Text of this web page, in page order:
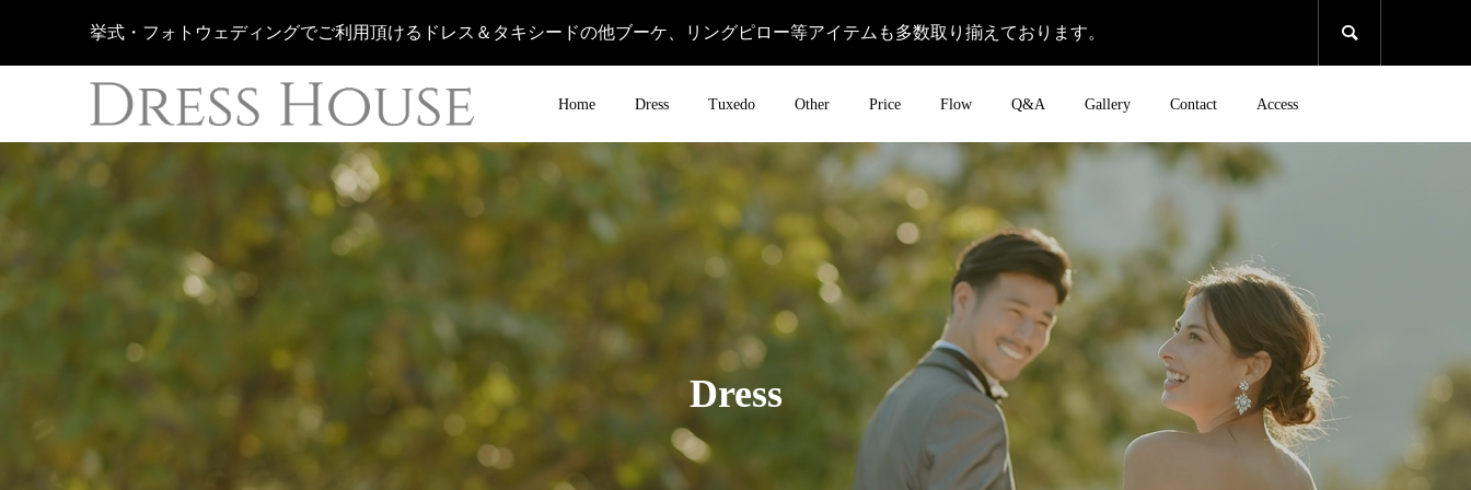
挙式・フォトウェディングでご利用頂けるドレス＆タキシードの他ブーケ、リングピロー等アイテムも多数取り揃えております。 
Home Dress Tuxedo Other Price Flow Q&A Gallery Contact Access
Dress